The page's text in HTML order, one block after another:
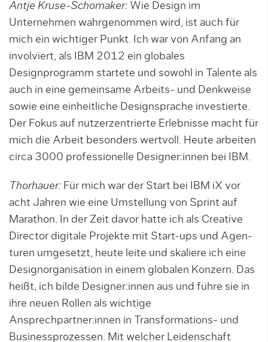
Antje Kruse-Schomaker: Wie Design im
Unternehmen wahrgenommen wird, ist auch für
mich ein wichtiger Punkt. Ich war von Anfang an
involviert, als IBM 2012 ein globales
Designprogramm startete und so­wohl in Talente als
auch in eine gemeinsa­me Arbeits- und Denkweise
sowie eine ein­heitliche Designsprache investierte.
Der Fokus auf nutzerzentrierte Erlebnisse macht für
mich die Arbeit besonders wertvoll. Heute arbeiten
circa 3000 professionelle Designer:innen bei IBM.
Thorhauer: Für mich war der Start bei IBM iX vor
acht Jahren wie eine Umstellung von Sprint auf
Marathon. In der Zeit davor hatte ich als Creative
Director digitale Projek­te mit Start-ups und Agen­
turen umgesetzt, heute leite und skaliere ich eine
Design­organisation in einem globalen Konzern. Das
heißt, ich bilde Designer:innen aus und führe sie in
ihre neuen Rollen als wichtige
Ansprechpartner:innen in Transfor­ma­tions- und
Businessprozessen. Mit welcher Leidenschaft